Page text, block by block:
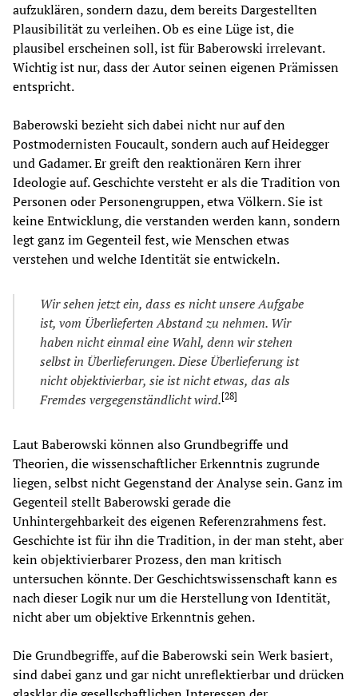
aufzuklären, sondern dazu, dem bereits Dargestellten
Plausibilität zu verleihen. Ob es eine Lüge ist, die
plausibel erscheinen soll, ist für Baberowski irrelevant.
Wichtig ist nur, dass der Autor seinen eigenen Prämissen
entspricht.
Baberowski bezieht sich dabei nicht nur auf den
Postmodernisten Foucault, sondern auch auf Heidegger
und Gadamer. Er greift den reaktionären Kern ihrer
Ideologie auf. Geschichte versteht er als die Tradition von
Personen oder Personengruppen, etwa Völkern. Sie ist
keine Entwicklung, die verstanden werden kann, sondern
legt ganz im Gegenteil fest, wie Menschen etwas
verstehen und welche Identität sie entwickeln.
Wir sehen jetzt ein, dass es nicht unsere Aufgabe
ist, vom Überlieferten Abstand zu nehmen. Wir
haben nicht einmal eine Wahl, denn wir stehen
selbst in Überlieferungen. Diese Überlieferung ist
nicht objektivierbar, sie ist nicht etwas, das als
Fremdes vergegenständlicht wird.[28]
Laut Baberowski können also Grundbegriffe und
Theorien, die wissenschaftlicher Erkenntnis zugrunde
liegen, selbst nicht Gegenstand der Analyse sein. Ganz im
Gegenteil stellt Baberowski gerade die
Unhintergehbarkeit des eigenen Referenzrahmens fest.
Geschichte ist für ihn die Tradition, in der man steht, aber
kein objektivierbarer Prozess, den man kritisch
untersuchen könnte. Der Geschichtswissenschaft kann es
nach dieser Logik nur um die Herstellung von Identität,
nicht aber um objektive Erkenntnis gehen.
Die Grundbegriffe, auf die Baberowski sein Werk basiert,
sind dabei ganz und gar nicht unreflektierbar und drücken